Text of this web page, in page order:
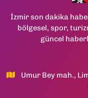
İzmir son dakika
bölgesel, spor,
güncel
Umur Bey mah.,